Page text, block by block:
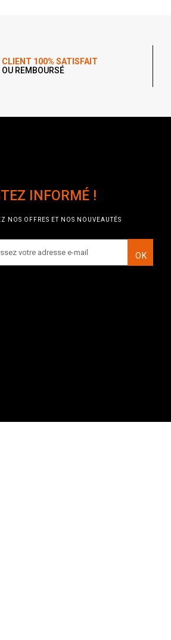
CLIENT 100% SATISFAIT
OU REMBOURSÉ
INFORMÉ !
NOS OFFRES ET NOS NOUVEAUTÉS
OK